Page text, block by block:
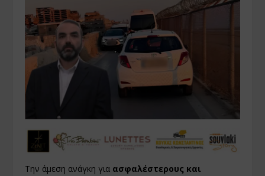
Την άμεση ανάγκη για ασφαλέστερους και